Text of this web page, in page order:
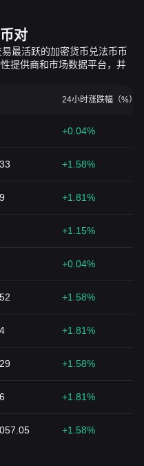
对
最活跃的加密货币兑法币币
提供商和市场数据平台，并
24小时涨跌幅（%）
+0.04%
+1.58%
+1.81%
+1.15%
+0.04%
+1.58%
+1.81%
+1.58%
+1.81%
+1.58%